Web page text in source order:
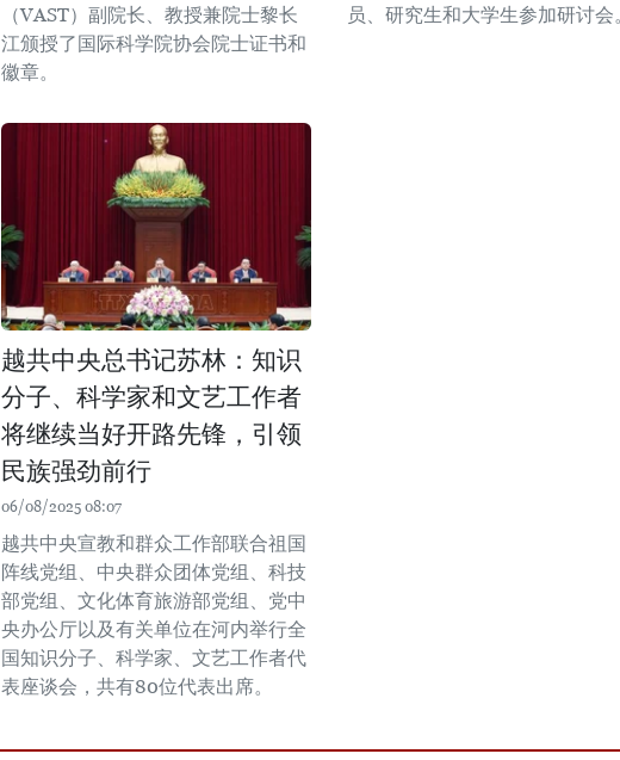
（VAST）副院长、教授兼院士黎长
江颁授了国际科学院协会院士证书和
徽章。
员、研究生和大学生参加研讨会
越共中央总书记苏林：知识
分子、科学家和文艺工作者
将继续当好开路先锋，引领
民族强劲前行
06/08/2025 08:07
越共中央宣教和群众工作部联合祖国
阵线党组、中央群众团体党组、科技
部党组、文化体育旅游部党组、党中
央办公厅以及有关单位在河内举行全
国知识分子、科学家、文艺工作者代
表座谈会，共有80位代表出席。